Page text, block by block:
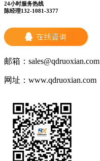
24小时服务热线
陈经理132-1081-3377
邮箱： sales@qdruoxian.com
网址： www.qdruoxian.com